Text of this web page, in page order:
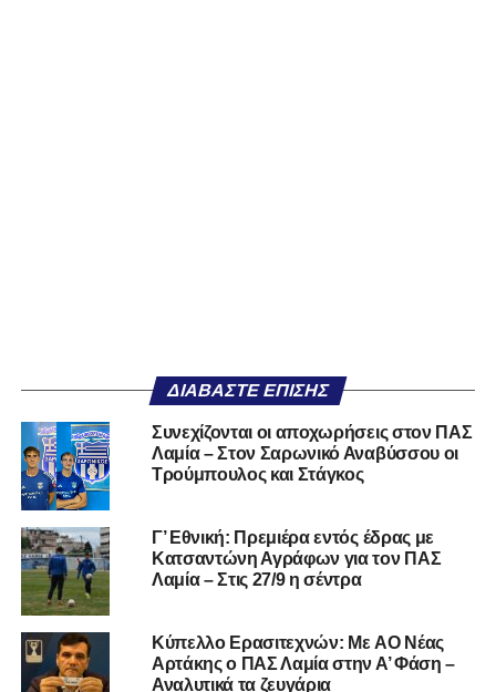
ΔΙΑΒΆΣΤΕ ΕΠΊΣΗΣ
Συνεχίζονται οι αποχωρήσεις στον ΠΑΣ
Λαμία – Στον Σαρωνικό Αναβύσσου οι
Τρούμπουλος και Στάγκος
Γ’ Εθνική: Πρεμιέρα εντός έδρας με
Κατσαντώνη Αγράφων για τον ΠΑΣ
Λαμία – Στις 27/9 η σέντρα
Kύπελλο Ερασιτεχνών: Με AO Nέας
Αρτάκης ο ΠΑΣ Λαμία στην Α’ Φάση –
Αναλυτικά τα ζευγάρια